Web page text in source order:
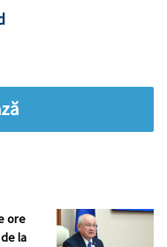
ore
la